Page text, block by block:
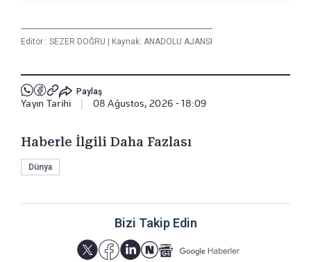
Editör : SEZER DOĞRU Kaynak: ANADOLU AJANSI
Paylaş
Yayın Tarihi 08 Ağustos, 2026 - 18:09
Haberle İlgili Daha Fazlası
Dünya
Bizi Takip Edin